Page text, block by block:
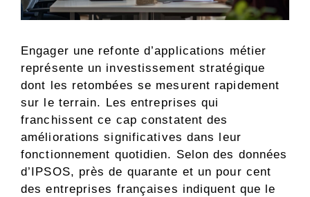
Engager une refonte d’applications métier
représente un investissement stratégique
dont les retombées se mesurent rapidement
sur le terrain. Les entreprises qui
franchissent ce cap constatent des
améliorations significatives dans leur
fonctionnement quotidien. Selon des données
d’IPSOS, près de quarante et un pour cent
des entreprises françaises indiquent que le